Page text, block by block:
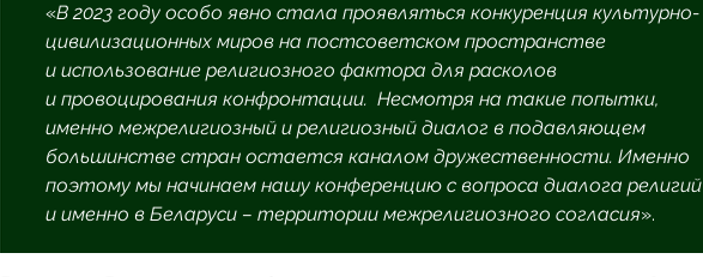
«В 2023 году особо явно стала проявляться конкуренция культурно-
цивилизационных миров на постсоветском пространстве
и использование религиозного фактора для расколов
и провоцирования конфронтации. Несмотря на такие попытки,
именно межрелигиозный и религиозный диалог в подавляющем
большинстве стран остается каналом дружественности. Именно
поэтому мы начинаем нашу конференцию с вопроса диалога религий
и именно в Беларуси – территории межрелигиозного согласия».